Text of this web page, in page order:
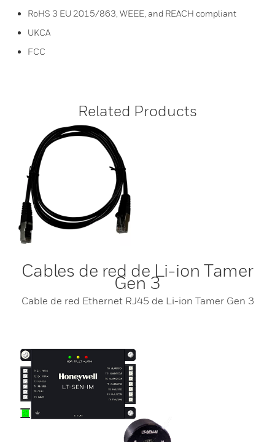
RoHS 3 EU 2015/863, WEEE, and REACH compliant
UKCA
FCC
Related Products
Cables de red de Li-ion Tamer
Gen 3
Cable de red Ethernet RJ45 de Li-ion Tamer Gen 3